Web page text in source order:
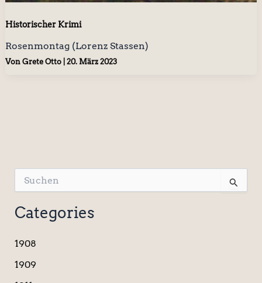
Historischer Krimi
Rosenmontag (Lorenz Stassen)
Von Grete Otto 20. März 2023
u
c
h
n
a
Categories
1908
1909